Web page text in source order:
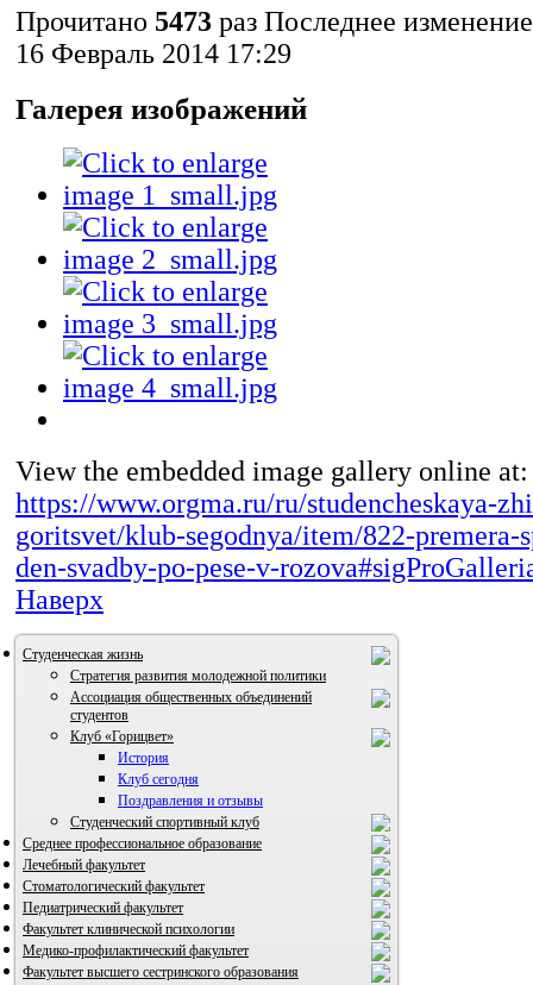
Прочитано 5473 раз Последнее
16 Февраль 2014 17:29
Галерея изображений
View the embedded image gallery online at:
https://www.orgma.ru/ru/studencheskaya-
goritsvet/klub-segodnya/item/822-premera-
den-svadby-po-pese-v-
Наверх
Студенческая жизнь
Стратегия развития молодежной политики
Ассоциация общественных объединений
студентов
ВИА "Полигон"
Клуб «Горицвет»
История
Клуб сегодня
Поздравления и отзывы
Студенческий спортивный клуб
Среднее профессиональное образование
Лечебный факультет
Стоматологический факультет
Педиатрический факультет
Факультет клинической психологии
Медико-профилактический факультет
Факультет высшего сестринского образования